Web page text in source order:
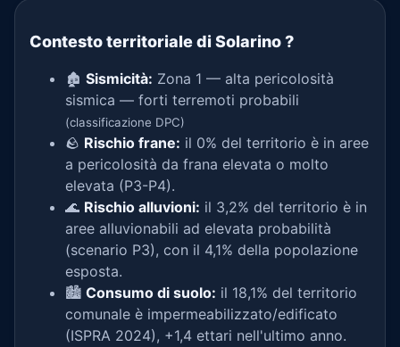
Contesto territoriale di Solarino?
🏚️ Sismicità: Zona 1 — alta pericolosità
sismica — forti terremoti probabili
(classificazione DPC)
🪨 Rischio frane: il 0% del territorio è in aree
a pericolosità da frana elevata o molto
elevata (P3-P4).
🌊 Rischio alluvioni: il 3,2% del territorio è in
aree alluvionabili ad elevata probabilità
(scenario P3), con il 4,1% della popolazione
esposta.
🏙️ Consumo di suolo: il 18,1% del territorio
comunale è impermeabilizzato/edificato
(ISPRA 2024), +1,4 ettari nell'ultimo anno.